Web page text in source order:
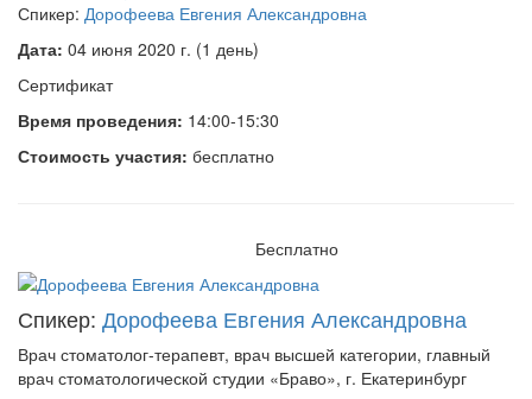
Спикер: Дорофеева Евгения Александровна
Дата: 04 июня 2020 г. (1 день)
Сертификат
Время проведения: 14:00-15:30
Стоимость участия: бесплатно
Бесплатно
Спикер: Дорофеева Евгения Александровна
Врач стоматолог-терапевт, врач высшей категории, главный
врач стоматологической студии «Браво», г. Екатеринбург